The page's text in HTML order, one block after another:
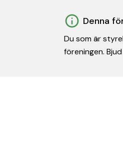
Denna
Du som är
föreningen.